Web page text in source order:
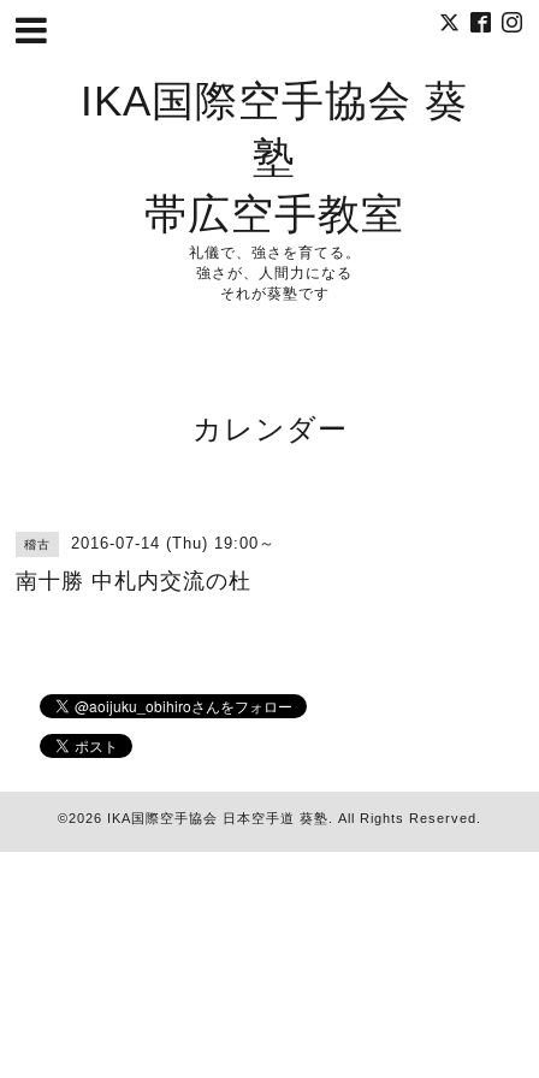
IKA国際空手協会 葵
塾
帯広空手教室
礼儀で、強さを育てる。
強さが、人間力になる
それが葵塾です
カレンダー
稽古 2016-07-14 (Thu) 19:00～
南十勝 中札内交流の杜
©2026 IKA国際空手協会 日本空手道 葵塾 . All Rights Reserved.